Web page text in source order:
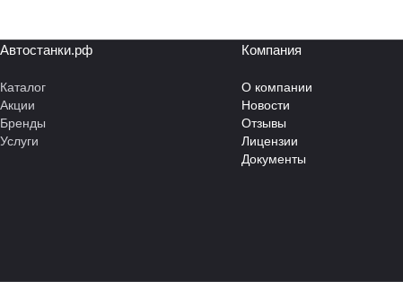
Автостанки.рф
Каталог
Акции
Бренды
Услуги
Компания
О компании
Новости
Отзывы
Лицензии
Документы